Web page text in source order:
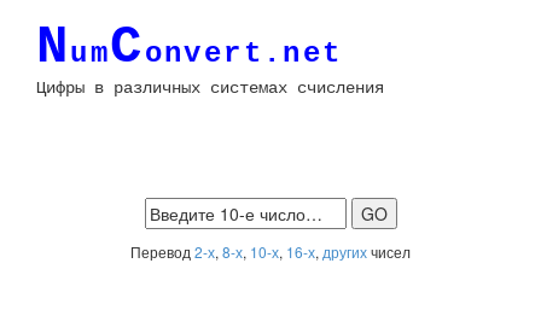
NumConvert.net
Цифры в различных системах счисления
Перевод 2-х, 8-х, 10-х, 16-х, другихчисел